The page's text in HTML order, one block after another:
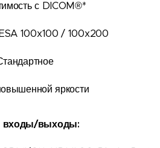
с DICOM®*
100x100 / 100x200
яркости
входы/выходы: